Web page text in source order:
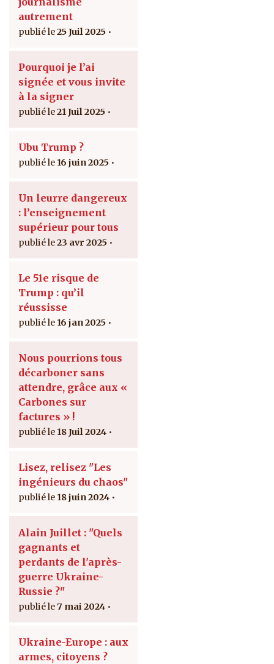
autrement
25 Juil 2025
Pourquoi je l’ai
signée et vous invite
à la signer
21 Juil 2025
Ubu Trump ?
16 juin 2025
Un leurre dangereux
: l’enseignement
supérieur pour tous
23 avr 2025
Le 51e risque de
Trump : qu’il
réussisse
16 jan 2025
Nous pourrions tous
décarboner sans
attendre, grâce aux «
Carbones sur
factures » !
18 Juil 2024
Lisez, relisez "Les
ingénieurs du chaos"
18 juin 2024
Alain Juillet : "Quels
gagnants et
perdants de l'après-
guerre Ukraine-
Russie ?"
7 mai 2024
Ukraine-Europe : aux
armes, citoyens ?